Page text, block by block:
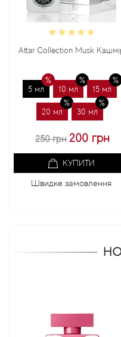
Attar Collection Musk Кашмір
5 мл 10 мл 15 мл
20 мл 30 мл
250 грн 200 грн
КУПИТИ
Швидке замовлення